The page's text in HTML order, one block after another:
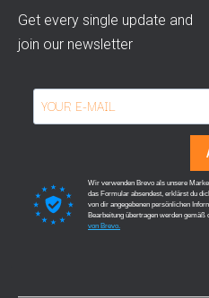
Get every single update and
join our newsletter
Wir verwenden Brevo als unsere
das Formular absendest, erklärst du
von dir angegebenen persönlichen
Bearbeitung übertragen werden gemäß
von Brevo.